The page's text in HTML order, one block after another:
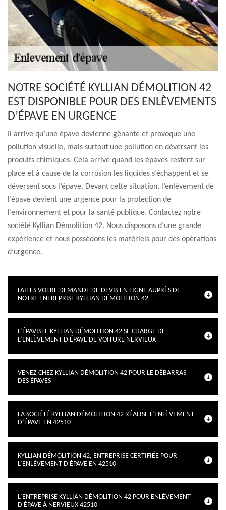
NOTRE SOCIÉTÉ KYLLIAN DÉMOLITION 42
EST DISPONIBLE POUR DES ENLÈVEMENTS
D’ÉPAVE EN URGENCE
Il arrive qu’une épave devienne gênante et provoque une
pollution visuelle, mais surtout une pollution en déversant les
produits chimiques. Cela arrive quand les épaves restent sur
place et à cause de la corrosion les liquides s’échappent et se
déversent sous l’épave. Devant cette situation, l’enlèvement de
l’épave devient une urgence pour la protection de
l’environnement et pour la santé publique. Contactez notre
société Kyllian Démolition 42. Nous disposons d’une grande
expérience et nous possédons les matériels pour des opérations
d’urgence.
FAITES VOTRE DEMANDE DE DEVIS EN LIGNE AUPRÈS DE
NOTRE ENTREPRISE KYLLIAN DÉMOLITION 42
L’ÉPAVISTE KYLLIAN DÉMOLITION 42 SE CHARGE DE
L’ENLÈVEMENT D'ÉPAVE DE VOITURE NERVIEUX
VENEZ CHEZ KYLLIAN DÉMOLITION 42 POUR LE DÉBARRAS
DES ÉPAVES
LA SOCIÉTÉ KYLLIAN DÉMOLITION 42 RÉALISE L’ENLÈVEMENT
D’ÉPAVE EN 42510
KYLLIAN DÉMOLITION 42, ENTREPRISE CERTIFIÉE POUR
L’ENLÈVEMENT D'ÉPAVE EN 42510
L’ENTREPRISE KYLLIAN DÉMOLITION 42 POUR ENLÈVEMENT
D'ÉPAVE À NERVIEUX 42510